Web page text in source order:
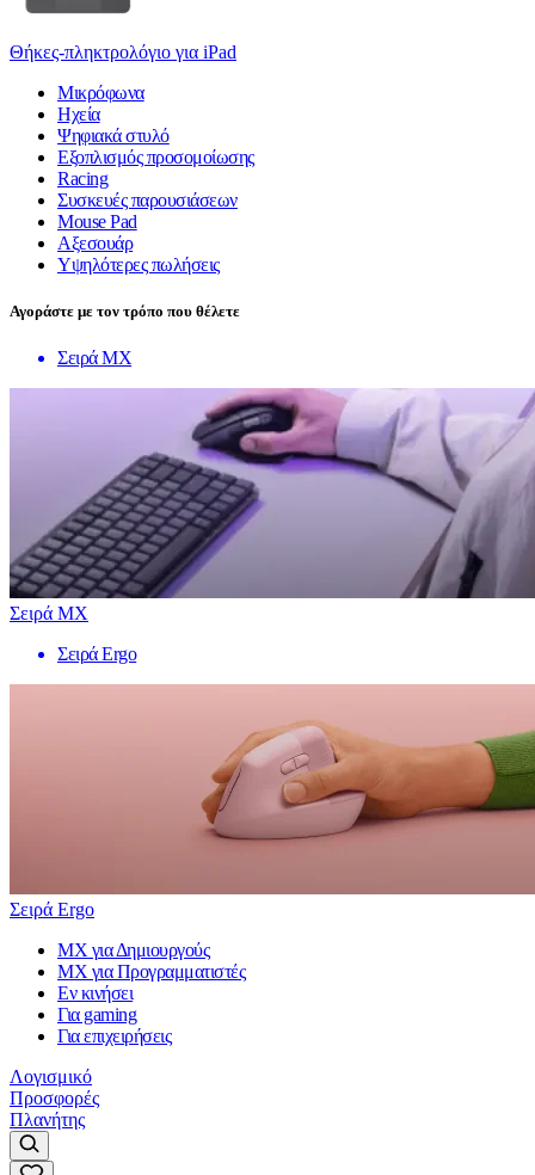
Θήκες-πληκτρολόγιο για iPad
Μικρόφωνα
Ηχεία
Ψηφιακά στυλό
Εξοπλισμός προσομοίωσης
Racing
Συσκευές παρουσιάσεων
Mouse Pad
Αξεσουάρ
Υψηλότερες πωλήσεις
Αγοράστε με τον τρόπο που θέλετε
Σειρά MX
Σειρά MX
Σειρά Ergo
Σειρά Ergo
MX για Δημιουργούς
MX για Προγραμματιστές
Εν κινήσει
Για gaming
Για επιχειρήσεις
Λογισμικό
Προσφορές
Πλανήτης